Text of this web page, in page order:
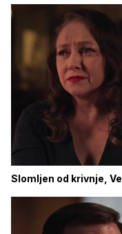
Slomljen od krivnje,